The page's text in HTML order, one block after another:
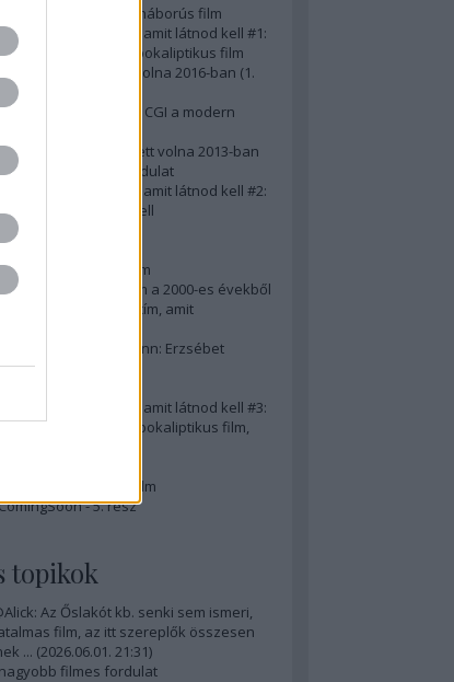
legjobb második világháborús film
film, amit látnod kell #1:
posztapokaliptikus film
amit látnod kellett volna 2016-ban (1.
néz ki borzasztóan a CGI a modern
film, amit látnod kellett volna 2013-ban
filmes fordulat
film, amit látnod kell #2:
amit látnod kell
gengszterfilm
Brad Pitt-film
Mel Gibson-film
10 legjobb akciófilm a 2000-es évekből
magyar filmcím, amit
Brigitte Hamann: Erzsébet
(2019)
film, amit látnod kell #3:
is annyira) posztapokaliptikus film,
legjobb Matt Damon-film
- 5. rész
topikok
Az Őslakót kb. senki sem ismeri,
film, az itt szereplők összesen
... (2026.06.01. 21:31)
filmes fordulat